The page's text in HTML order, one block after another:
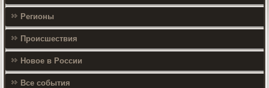
Регионы
Происшествия
Новое в России
Все события